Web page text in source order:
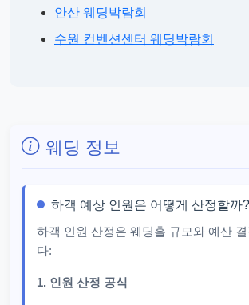
안산 웨딩박람회
수원 컨벤션센터 웨딩박람회
웨딩 정보
하객 예상 인원은 어떻게 산정할까?
하객 인원 산정은 웨딩홀 규모와 예산
다:
1. 인원 산정 공식